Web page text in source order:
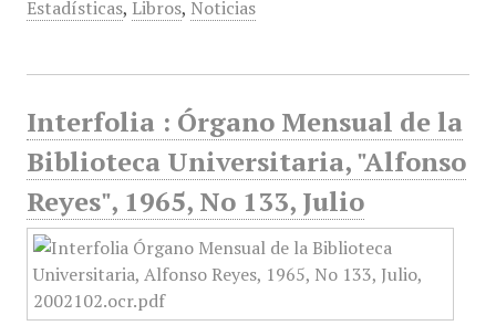
Estadísticas, Libros, Noticias
Interfolia : Órgano Mensual de la
Biblioteca Universitaria, "Alfonso
Reyes", 1965, No 133, Julio